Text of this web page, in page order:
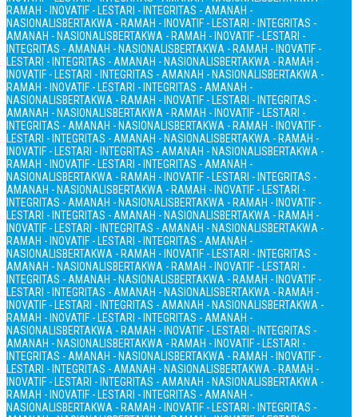
RAMAH - INOVATIF - LESTARI - INTEGRITAS - AMANAH -
NASIONALISBERTAKWA - RAMAH - INOVATIF - LESTARI - INTEGRITAS -
AMANAH - NASIONALISBERTAKWA - RAMAH - INOVATIF - LESTARI -
INTEGRITAS - AMANAH - NASIONALISBERTAKWA - RAMAH - INOVATIF -
LESTARI - INTEGRITAS - AMANAH - NASIONALISBERTAKWA - RAMAH -
INOVATIF - LESTARI - INTEGRITAS - AMANAH - NASIONALISBERTAKWA -
RAMAH - INOVATIF - LESTARI - INTEGRITAS - AMANAH -
NASIONALISBERTAKWA - RAMAH - INOVATIF - LESTARI - INTEGRITAS -
AMANAH - NASIONALISBERTAKWA - RAMAH - INOVATIF - LESTARI -
INTEGRITAS - AMANAH - NASIONALISBERTAKWA - RAMAH - INOVATIF -
LESTARI - INTEGRITAS - AMANAH - NASIONALISBERTAKWA - RAMAH -
INOVATIF - LESTARI - INTEGRITAS - AMANAH - NASIONALISBERTAKWA -
RAMAH - INOVATIF - LESTARI - INTEGRITAS - AMANAH -
NASIONALISBERTAKWA - RAMAH - INOVATIF - LESTARI - INTEGRITAS -
AMANAH - NASIONALISBERTAKWA - RAMAH - INOVATIF - LESTARI -
INTEGRITAS - AMANAH - NASIONALISBERTAKWA - RAMAH - INOVATIF -
LESTARI - INTEGRITAS - AMANAH - NASIONALISBERTAKWA - RAMAH -
INOVATIF - LESTARI - INTEGRITAS - AMANAH - NASIONALISBERTAKWA -
RAMAH - INOVATIF - LESTARI - INTEGRITAS - AMANAH -
NASIONALISBERTAKWA - RAMAH - INOVATIF - LESTARI - INTEGRITAS -
AMANAH - NASIONALISBERTAKWA - RAMAH - INOVATIF - LESTARI -
INTEGRITAS - AMANAH - NASIONALISBERTAKWA - RAMAH - INOVATIF -
LESTARI - INTEGRITAS - AMANAH - NASIONALISBERTAKWA - RAMAH -
INOVATIF - LESTARI - INTEGRITAS - AMANAH - NASIONALISBERTAKWA -
RAMAH - INOVATIF - LESTARI - INTEGRITAS - AMANAH -
NASIONALISBERTAKWA - RAMAH - INOVATIF - LESTARI - INTEGRITAS -
AMANAH - NASIONALISBERTAKWA - RAMAH - INOVATIF - LESTARI -
INTEGRITAS - AMANAH - NASIONALISBERTAKWA - RAMAH - INOVATIF -
LESTARI - INTEGRITAS - AMANAH - NASIONALISBERTAKWA - RAMAH -
INOVATIF - LESTARI - INTEGRITAS - AMANAH - NASIONALISBERTAKWA -
RAMAH - INOVATIF - LESTARI - INTEGRITAS - AMANAH -
NASIONALISBERTAKWA - RAMAH - INOVATIF - LESTARI - INTEGRITAS -